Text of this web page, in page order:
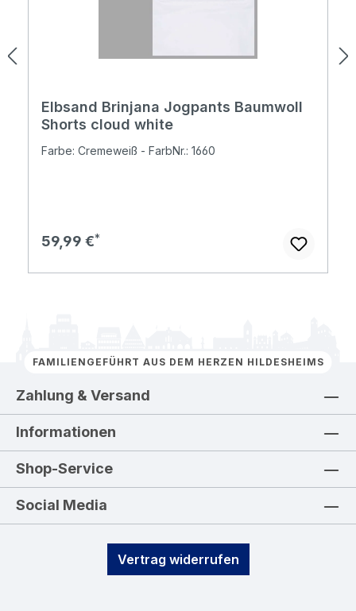
Elbsand Brinjana Jogpants Baumwoll
Shorts cloud white
Farbe: Cremeweiß - FarbNr.: 1660
Regulärer Preis:
59,99 €
FAMILIENGEFÜHRT AUS DEM HERZEN HILDESHEIMS
Zahlung & Versand
Informationen
Shop-Service
Social Media
Vertrag widerrufen